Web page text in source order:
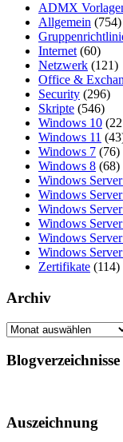
ADMX
Allgemein (754)
Internet (60)
Netzwerk (121)
Office &
Security (296)
Skripte (546)
Windows 10
Windows 11
Windows 7 (76)
Windows 8 (68)
Windows
Windows
Windows
Windows
Windows
Windows
Zertifikate (114)
Archiv
Archiv
Blogverzeichnisse
Auszeichnung